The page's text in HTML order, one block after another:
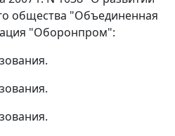
общества "Объединенная
"Оборонпром":